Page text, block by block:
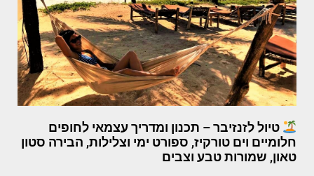
טיול לזנזיבר – תכנון ומדריך עצמאי לחופים
חלומיים וים טורקיז, ספורט ימי וצלילות, הבירה סטון
טאון, שמורות טבע וצבים